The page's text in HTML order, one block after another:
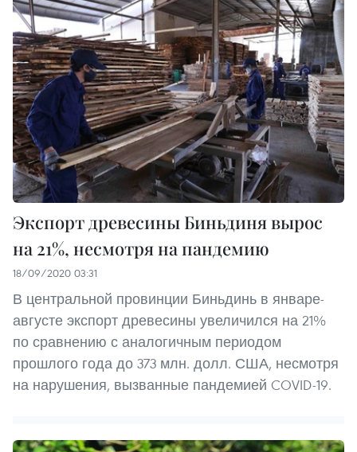
Экспорт древесины Биньдиня вырос
на 21%, несмотря на пандемию
18/09/2020 03:31
В центральной провинции Биньдинь в январе-
августе экспорт древесины увеличился на 21%
по сравнению с аналогичным периодом
прошлого года до 373 млн. долл. США, несмотря
на нарушения, вызванные пандемией COVID-19.